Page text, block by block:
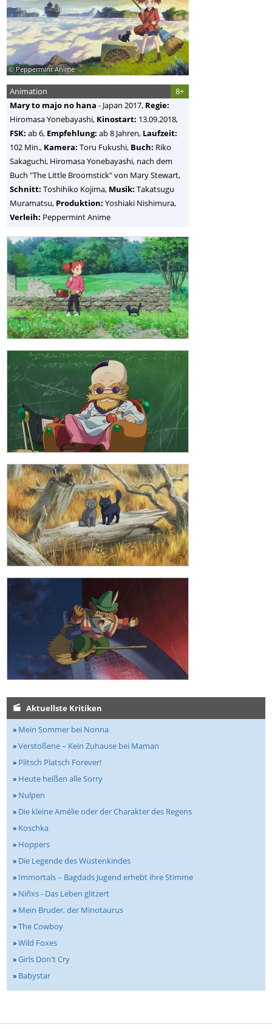
© Peppermint Anime
8+
Animation
Mary to majo no hana - Japan 2017, Regie:
Hiromasa Yonebayashi, Kinostart: 13.09.2018,
FSK: ab 6, Empfehlung: ab 8 Jahren, Laufzeit:
102 Min., Kamera: Toru Fukushi, Buch: Riko
Sakaguchi, Hiromasa Yonebayashi, nach dem
Buch "The Little Broomstick" von Mary Stewart,
Schnitt: Toshihiko Kojima, Musik: Takatsugu
Muramatsu, Produktion: Yoshiaki Nishimura,
Verleih: Peppermint Anime
Aktuellste Kritiken
» Mein Sommer bei Nonna
»Verstoßene – Kein Zuhause bei Maman
» Plitsch Platsch Forever!
» Heute heißen alle Sorry
» Nulpen
» Die kleine Amélie oder der Charakter des Regens
» Koschka
» Hoppers
» Die Legende des Wüstenkindes
» Immortals – Bagdads Jugend erhebt ihre Stimme
» Niñxs - Das Leben glitzert
» Mein Bruder, der Minotaurus
»The Cowboy
»Wild Foxes
»Girls Don't Cry
» Babystar